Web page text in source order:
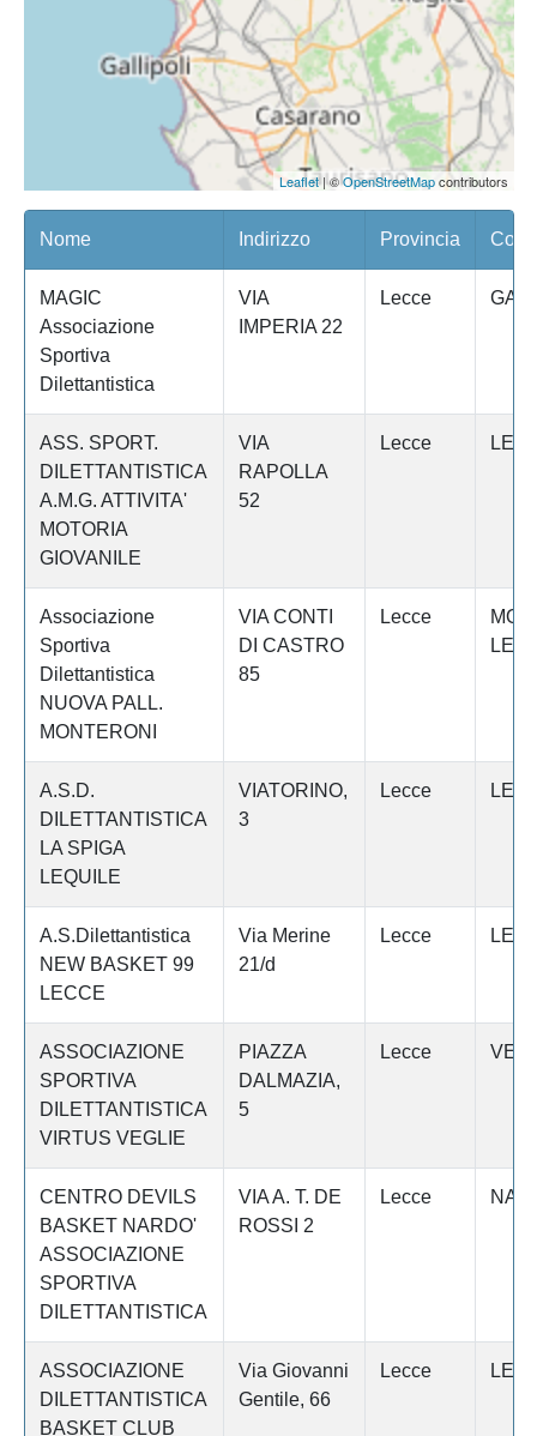
Leaflet| ©OpenStreetMapcontributors
Nome Indirizzo Provincia
MAGIC
Associazione
Sportiva
Dilettantistica
VIA
IMPERIA 22
Lecce
ASS. SPORT.
DILETTANTISTICA
A.M.G. ATTIVITA'
MOTORIA
GIOVANILE
VIA
RAPOLLA
52
Lecce
Associazione
Sportiva
Dilettantistica
NUOVA PALL.
MONTERONI
VIA CONTI
DI CASTRO
85
Lecce
A.S.D.
DILETTANTISTICA
LA SPIGA
LEQUILE
VIATORINO,
3
Lecce
A.S.Dilettantistica
NEW BASKET 99
LECCE
Via Merine
21/d
Lecce
ASSOCIAZIONE
SPORTIVA
DILETTANTISTICA
VIRTUS VEGLIE
PIAZZA
DALMAZIA,
5
Lecce
CENTRO DEVILS
BASKET NARDO'
ASSOCIAZIONE
SPORTIVA
DILETTANTISTICA
VIA A. T. DE
ROSSI 2
Lecce
ASSOCIAZIONE
DILETTANTISTICA
BASKET CLUB
Via Giovanni
Gentile, 66
Lecce